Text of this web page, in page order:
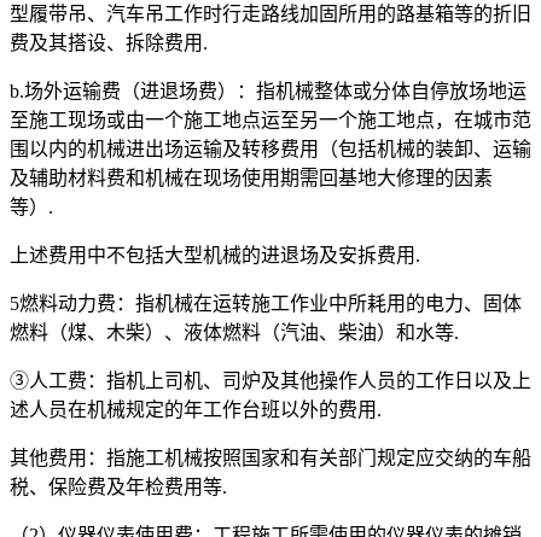
型履带吊、汽车吊工作时行走路线加固所用的路基箱等的折旧
费及其搭设、拆除费用.
b.场外运输费（进退场费）：指机械整体或分体自停放场地运
至施工现场或由一个施工地点运至另一个施工地点，在城市范
围以内的机械进出场运输及转移费用（包括机械的装卸、运输
及辅助材料费和机械在现场使用期需回基地大修理的因素
等）.
上述费用中不包括大型机械的进退场及安拆费用.
5燃料动力费：指机械在运转施工作业中所耗用的电力、固体
燃料（煤、木柴）、液体燃料（汽油、柴油）和水等.
③人工费：指机上司机、司炉及其他操作人员的工作日以及上
述人员在机械规定的年工作台班以外的费用.
其他费用：指施工机械按照国家和有关部门规定应交纳的车船
税、保险费及年检费用等.